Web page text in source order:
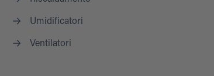
Umidificatori
Ventilatori